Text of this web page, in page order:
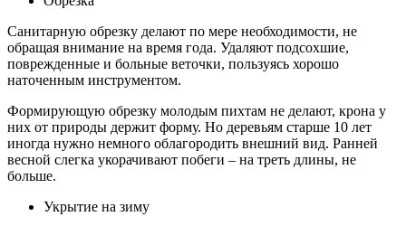
Санитарную обрезку делают по мере необходимости, не
обращая внимание на время года. Удаляют подсохшие,
поврежденные и больные веточки, пользуясь хорошо
наточенным инструментом.
Формирующую обрезку молодым пихтам не делают, крона у
них от природы держит форму. Но деревьям старше 10 лет
иногда нужно немного облагородить внешний вид. Ранней
весной слегка укорачивают побеги – на треть длины, не
больше.
Укрытие на зиму